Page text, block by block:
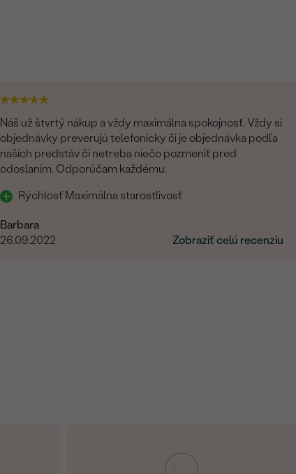
Náš už štvrtý nákup a vždy maximálna spokojnosť. Vždy si
objednávky preverujú telefonicky či je objednávka podľa
naších predstáv či netreba niečo pozmeniť pred
odoslaním. Odporúčam každému.
Rýchlosť Maximálna starostlivosť
Barbara
26.09.2022
Zobraziť celú recenziu